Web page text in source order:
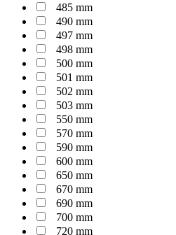
485 mm
490 mm
497 mm
498 mm
500 mm
501 mm
502 mm
503 mm
550 mm
570 mm
590 mm
600 mm
650 mm
670 mm
690 mm
700 mm
720 mm